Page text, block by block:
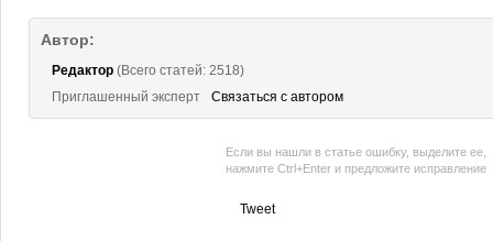
Автор:
Редактор (Всего статей: 2518)
Приглашенный эксперт
Связаться с автором
Если вы нашли в статье ошибку, выделите ее,
нажмите Ctrl+Enter и предложите исправление
Tweet